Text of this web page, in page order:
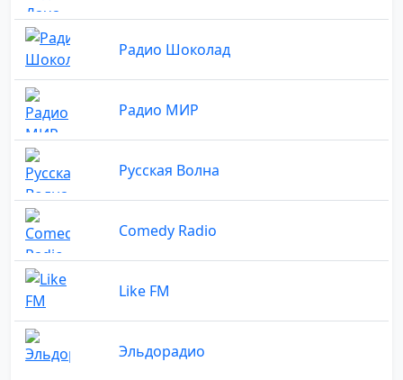
Радио Шоколад
Радио МИР
Русская Волна
Comedy Radio
Like FM
Эльдорадио